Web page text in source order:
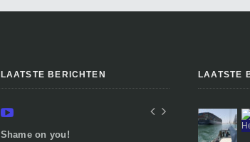
LAATSTE BERICHTEN
Shame on you! In Egypte of
LAATSTE